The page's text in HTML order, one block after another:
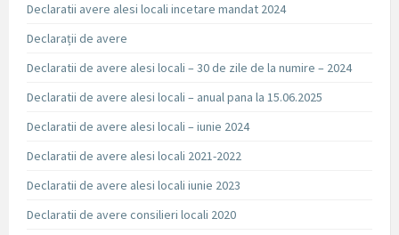
Declaratii avere alesi locali incetare mandat 2024
Declarații de avere
Declaratii de avere alesi locali – 30 de zile de la numire – 2024
Declaratii de avere alesi locali – anual pana la 15.06.2025
Declaratii de avere alesi locali – iunie 2024
Declaratii de avere alesi locali 2021-2022
Declaratii de avere alesi locali iunie 2023
Declaratii de avere consilieri locali 2020